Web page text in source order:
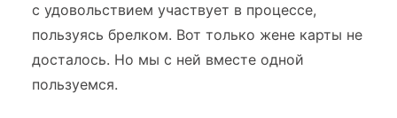
с удовольствием участвует в процессе,
пользуясь брелком. Вот только жене карты не
досталось. Но мы с ней вместе одной
пользуемся.